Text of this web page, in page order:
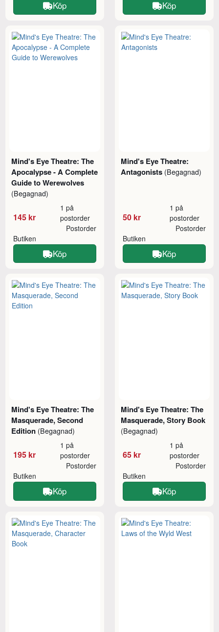
Köp Köp
Mind's Eye Theatre: The
Apocalypse - A Complete
Guide to Werewolves
(Begagnad)
145 kr
1 på
postorder
Butiken
Postorder
Köp
Mind's Eye Theatre:
Antagonists (Begagnad)
50 kr
1 på
postorder
Butiken
Postorder
Köp
Mind's Eye Theatre: The
Masquerade, Second
Edition (Begagnad)
195 kr
1 på
postorder
Butiken
Postorder
Köp
Mind's Eye Theatre: The
Masquerade, Story Book
(Begagnad)
65 kr
1 på
postorder
Butiken
Postorder
Köp